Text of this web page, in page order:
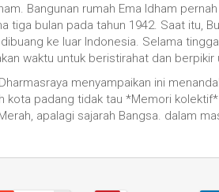
Bangunan rumah Ema Idham
tiga bulan pada tahun 1942. Saat itu,
ke luar Indonesia. Selama
waktu untuk beristirahat dan berpikir
menyampaikan ini
kota padang tidak tau *Memori
apalagi sajarah Bangsa. dalam